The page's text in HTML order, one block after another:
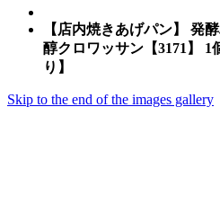
【店内焼きあげパン】 発
醇クロワッサン【3171】
り】
Skip to the end of the images gallery